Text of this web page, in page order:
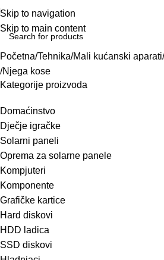
Skip to navigation
Skip to main content
Početna Tehnika Mali kućanski aparati
Njega kose
Kategorije proizvoda
Domaćinstvo
Dječje igračke
Solarni paneli
Oprema za solarne panele
Kompjuteri
Komponente
Grafičke kartice
Hard diskovi
HDD ladica
SSD diskovi